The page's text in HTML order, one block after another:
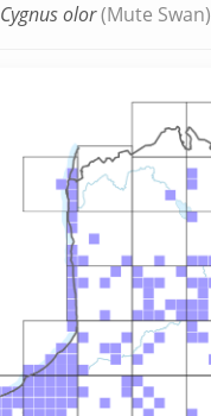
Cygnus olor(Mute Swan)